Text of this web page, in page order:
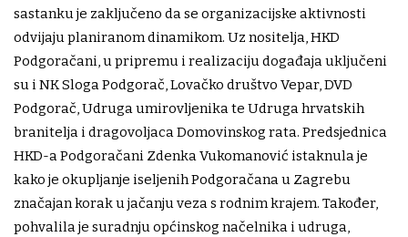
sastanku je zaključeno da se organizacijske aktivnosti
odvijaju planiranom dinamikom. Uz nositelja, HKD
Podgoračani, u pripremu i realizaciju događaja uključeni
su i NK Sloga Podgorač, Lovačko društvo Vepar, DVD
Podgorač, Udruga umirovljenika te Udruga hrvatskih
branitelja i dragovoljaca Domovinskog rata. Predsjednica
HKD-a Podgoračani Zdenka Vukomanović istaknula je
kako je okupljanje iseljenih Podgoračana u Zagrebu
značajan korak u jačanju veza s rodnim krajem. Također,
pohvalila je suradnju općinskog načelnika i udruga,